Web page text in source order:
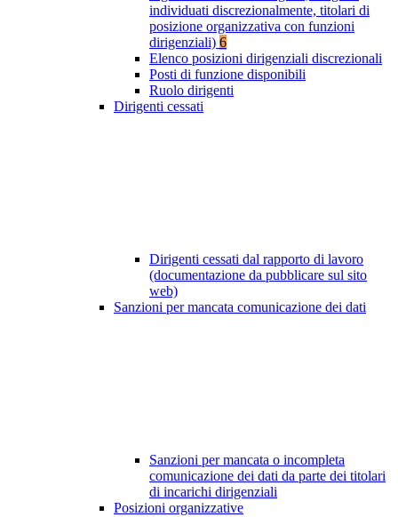
individuati discrezionalmente, titolari di
posizione organizzativa con funzioni
dirigenziali) 6
Elenco posizioni dirigenziali discrezionali
Posti di funzione disponibili
Ruolo dirigenti
Dirigenti cessati
Dirigenti cessati dal rapporto di lavoro
(documentazione da pubblicare sul sito
web)
Sanzioni per mancata comunicazione dei dati
Sanzioni per mancata o incompleta
comunicazione dei dati da parte dei titolari
di incarichi dirigenziali
Posizioni organizzative